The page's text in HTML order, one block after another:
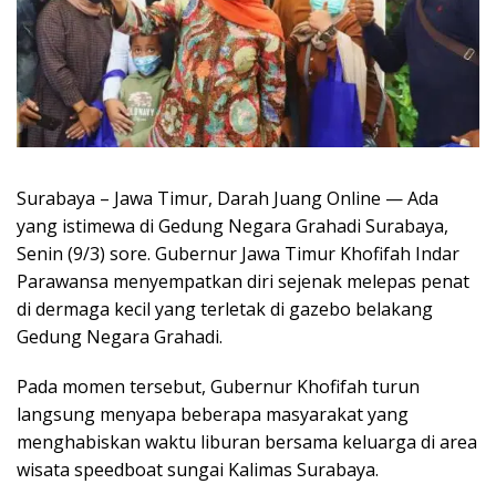
Surabaya – Jawa Timur, Darah Juang Online — Ada
yang istimewa di Gedung Negara Grahadi Surabaya,
Senin (9/3) sore. Gubernur Jawa Timur Khofifah Indar
Parawansa menyempatkan diri sejenak melepas penat
di dermaga kecil yang terletak di gazebo belakang
Gedung Negara Grahadi.
Pada momen tersebut, Gubernur Khofifah turun
langsung menyapa beberapa masyarakat yang
menghabiskan waktu liburan bersama keluarga di area
wisata speedboat sungai Kalimas Surabaya.